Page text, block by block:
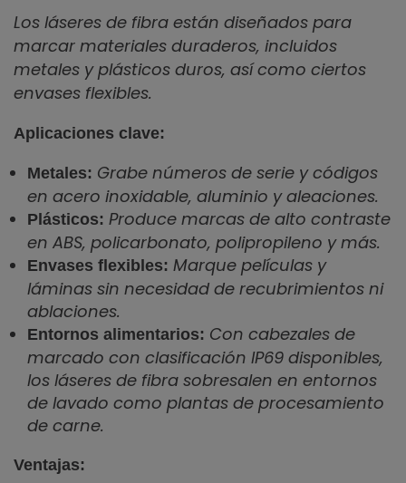
Los láseres de fibra están diseñados para
marcar materiales duraderos, incluidos
metales y plásticos duros, así como ciertos
envases flexibles.
Aplicaciones clave:
Metales: Grabe números de serie y códigos
en acero inoxidable, aluminio y aleaciones.
Plásticos: Produce marcas de alto contraste
en ABS, policarbonato, polipropileno y más.
Envases flexibles: Marque películas y
láminas sin necesidad de recubrimientos ni
ablaciones.
Entornos alimentarios: Con cabezales de
marcado con clasificación IP69 disponibles,
los láseres de fibra sobresalen en entornos
de lavado como plantas de procesamiento
de carne.
Ventajas: